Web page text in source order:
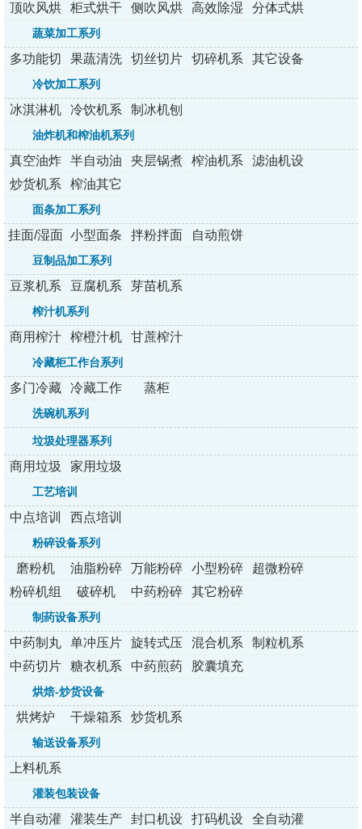
顶吹风烘
干房
柜式烘干
房
侧吹风烘
高效除湿
分体式烘
蔬菜加工系列
多功能切
菜机
果蔬清洗
机
切丝切片
切碎机系
其它设备
冷饮加工系列
冰淇淋机
系列
冷饮机系
列
制冰机刨
油炸机和榨油机系列
真空油炸
机
半自动油
炸机
夹层锅煮
榨油机系
滤油机设
炒货机系
列
榨油其它
配套设备
面条加工系列
挂面/湿面
面条机
小型面条
机
拌粉拌面
自动煎饼
豆制品加工系列
豆浆机系
列
豆腐机系
列
芽苗机系
榨汁机系列
商用榨汁
机
榨橙汁机
甘蔗榨汁
冷藏柜工作台系列
多门冷藏
柜系列
冷藏工作
台系列
蒸柜
洗碗机系列
垃圾处理器系列
商用垃圾
处理器
家用垃圾
处理器
工艺培训
中点培训 西点培训
粉碎设备系列
磨粉机
油脂粉碎
机
万能粉碎
机
小型粉碎
机系列
超微粉碎
粉碎机组 破碎机
中药粉碎
其它粉碎
制药设备系列
中药制丸
机
单冲压片
机
旋转式压
片机
混合机系
列
制粒机系
中药切片
机
糖衣机系
列
中药煎药
胶囊填充
烘焙-炒货设备
烘烤炉
干燥箱系
列
炒货机系
输送设备系列
上料机系
列
灌装包装设备
半自动灌 灌装生产 封口机设 打码机设 全自动灌